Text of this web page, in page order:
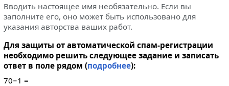
Вводить настоящее имя необязательно. Если вы
заполните его, оно может быть использовано для
указания авторства ваших работ.
Для защиты от автоматической спам-регистрации
необходимо решить следующее задание и записать
ответ в поле рядом (подробнее):
70−1 =